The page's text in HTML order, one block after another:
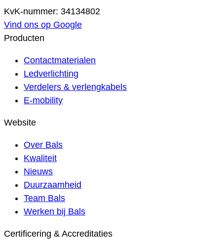
KvK-nummer: 34134802
Vind ons op Google
Producten
Contactmaterialen
Ledverlichting
Verdelers & verlengkabels
E-mobility
Website
Over Bals
Kwaliteit
Nieuws
Duurzaamheid
Team Bals
Werken bij Bals
Certificering & Accreditaties